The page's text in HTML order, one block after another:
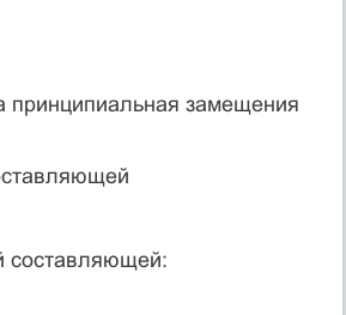
принципиальная замещения
составляющей: